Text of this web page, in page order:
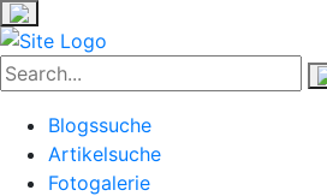
Blogssuche
Artikelsuche
Fotogalerie